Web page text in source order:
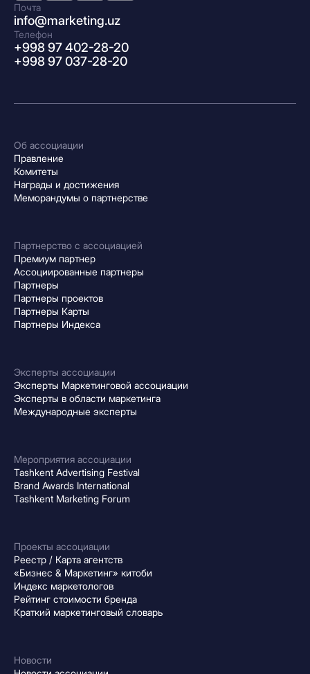
Почта
info@marketing.uz
Телефон
+998 97 402-28-20
+998 97 037-28-20
Об ассоциации
Правление
Комитеты
Награды и достижения
Меморандумы о партнерстве
Партнерство с ассоциацией
Премиум партнер
Ассоциированные партнеры
Партнеры
Партнеры проектов
Партнеры Карты
Партнеры Индекса
Эксперты ассоциации
Эксперты Маркетинговой ассоциации
Эксперты в области маркетинга
Международные эксперты
Мероприятия ассоциации
Tashkent Advertising Festival
Brand Awards International
Tashkent Marketing Forum
Проекты ассоциации
Реестр / Карта агентств
«Бизнес & Маркетинг» китоби
Индекс маркетологов
Рейтинг стоимости бренда
Краткий маркетинговый словарь
Новости